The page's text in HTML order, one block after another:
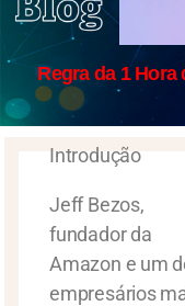
Regra da 1 Hora
Introdução
Jeff Bezos,
fundador da
Amazon e um
empresários